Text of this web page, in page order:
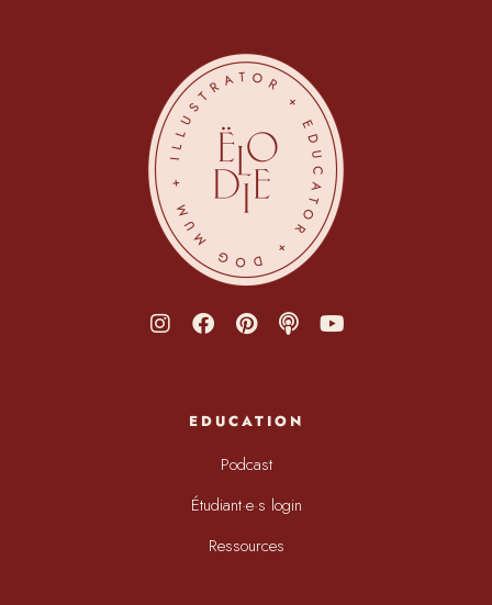
EDUCATION
Podcast
Étudiant·e·s login
Ressources